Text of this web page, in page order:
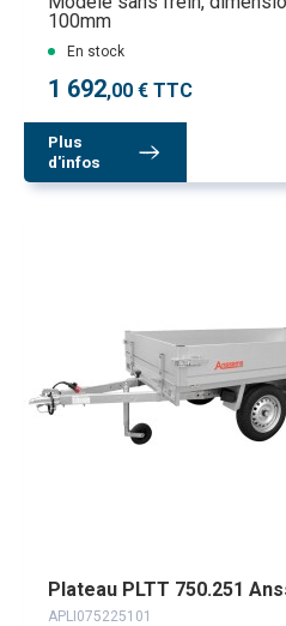
100mm
En stock
1 692,00 € TTC
Plus
d'infos
Plateau PLTT 750.251
APLI075225101